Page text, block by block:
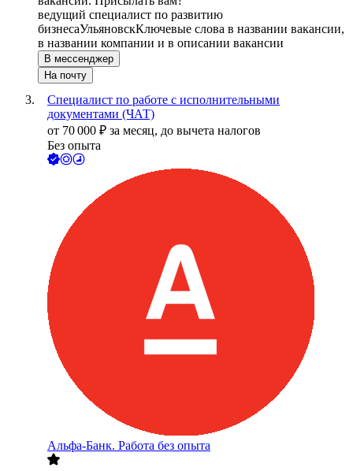
ведущий специалист по развитию
бизнесаУльяновскКлючевые слова в названии вакансии,
в названии компании и в описании вакансии
В мессенджер
На почту
Специалист по работе с исполнительными
документами (ЧАТ)
от 70 000 ₽ за месяц, до вычета налогов
Без опыта
Альфа-Банк. Работа без опыта